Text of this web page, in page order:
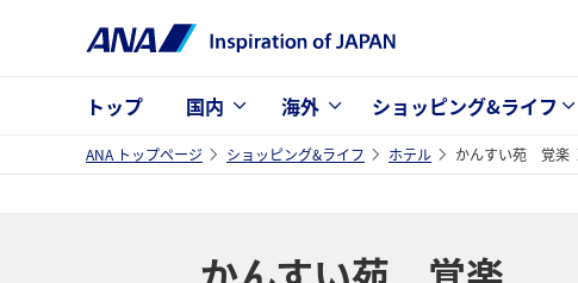
トップ 国内 海外 ショッピング&ライフ
ANA トップページ ショッピング&ライフ ホテル かんすい苑 覚楽